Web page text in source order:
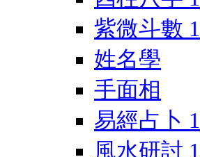
紫微斗數 1
姓名學
手面相
易經占卜 1
風水研討 1